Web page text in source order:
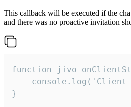
This callback will be executed if the
and there was no proactive invitation
function
console.log('Client
}